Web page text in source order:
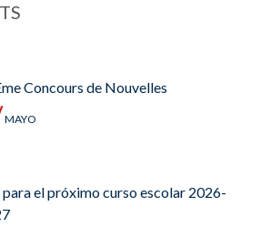
Concours de Nouvelles
MAYO
para el próximo curso escolar 2026-